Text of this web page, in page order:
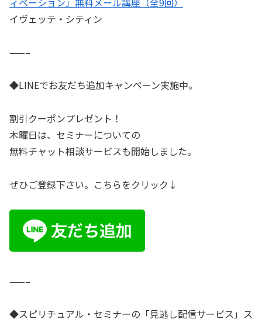
イヴェッテ・シティン
——–
◆LINEでお友だち追加キャンペーン実施中。
割引クーポンプレゼント！
木曜日は、セミナーについての
無料チャット相談サービスも開始しました。
ぜひご登録下さい。こちらをクリック↓
——–
◆スピリチュアル・セミナーの「見逃し配信サービス」ス